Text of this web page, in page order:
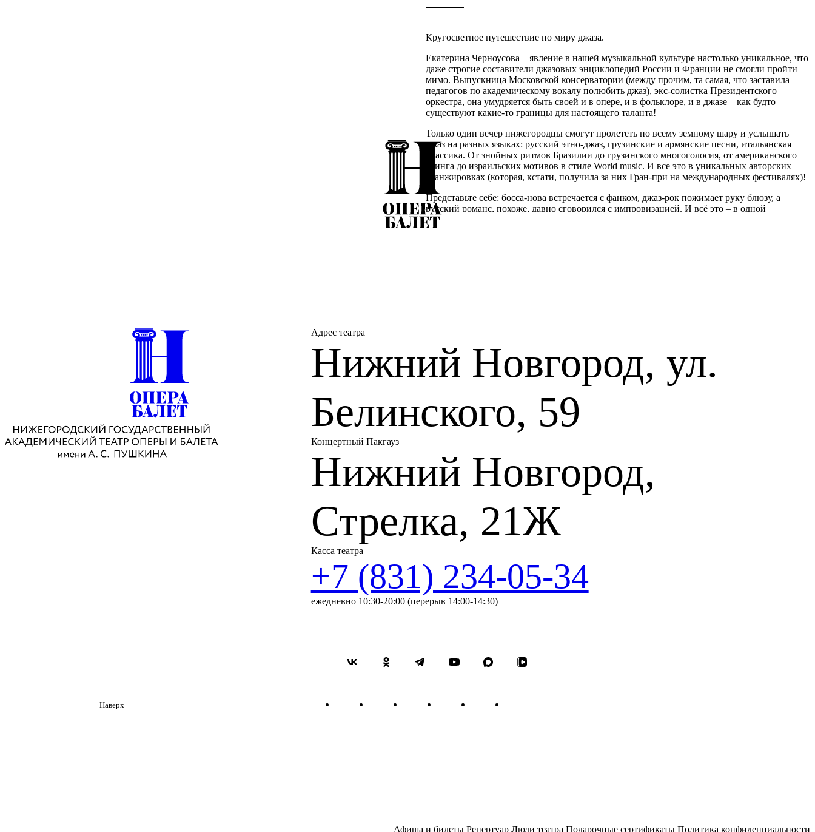
Кругосветное путешествие по миру джаза.
Екатерина Черноусова – явление в нашей музыкальной культуре настолько уникальное, что
даже строгие составители джазовых энциклопедий России и Франции не смогли пройти
мимо. Выпускница Московской консерватории (между прочим, та самая, что заставила
педагогов по академическому вокалу полюбить джаз), экс-солистка Президентского
оркестра, она умудряется быть своей и в опере, и в фольклоре, и в джазе – как будто
существуют какие-то границы для настоящего таланта!
Только один вечер нижегородцы смогут пролететь по всему земному шару и услышать
джаз на разных языках: русский этно-джаз, грузинские и армянские песни, итальянская
классика. От знойных ритмов Бразилии до грузинского многоголосия, от американского
свинга до израильских мотивов в стиле World music. И все это в уникальных авторских
аранжировках (которая, кстати, получила за них Гран-при на международных фестивалях)!
Представьте себе: босса-нова встречается с фанком, джаз-рок пожимает руку блюзу, а
русский романс, похоже, давно сговорился с импровизацией. И всё это – в одной
программе, в один вечер, в одном месте!
Наверх
Адрес театра
Нижний Новгород, ул.
Белинского, 59
Концертный Пакгауз
Нижний Новгород,
Стрелка, 21Ж
Касса театра
+7 (831) 234-05-34
ежедневно 10:30-20:00 (перерыв 14:00-14:30)
Афиша и билеты Репертуар Люди театра Подарочные сертификаты Политика конфиденциальности